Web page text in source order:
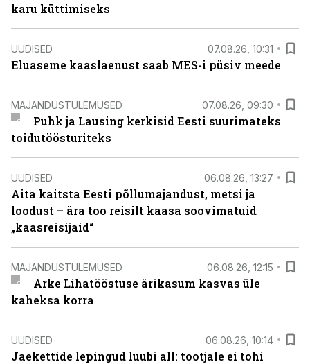
karu küttimiseks
UUDISED 07.08.26, 10:31
Eluaseme kaaslaenust saab MES-i püsiv meede
MAJANDUSTULEMUSED 07.08.26, 09:30
Puhk ja Lausing kerkisid Eesti suurimateks
toidutöösturiteks
UUDISED 06.08.26, 13:27
Aita kaitsta Eesti põllumajandust, metsi ja
loodust – ära too reisilt kaasa soovimatuid
„kaasreisijaid“
MAJANDUSTULEMUSED 06.08.26, 12:15
Arke Lihatööstuse ärikasum kasvas üle
kaheksa korra
UUDISED 06.08.26, 10:14
Jaekettide lepingud luubi all: tootjale ei tohi